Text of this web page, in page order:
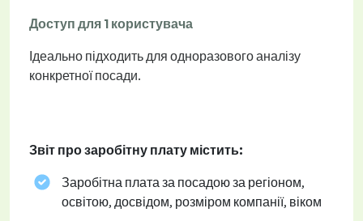
Доступ для 1 користувача
Ідеально підходить для одноразового аналізу
конкретної посади.
Звіт про заробітну плату містить:
Заробітна плата за посадою за регіоном,
освітою, досвідом, розміром компанії, віком